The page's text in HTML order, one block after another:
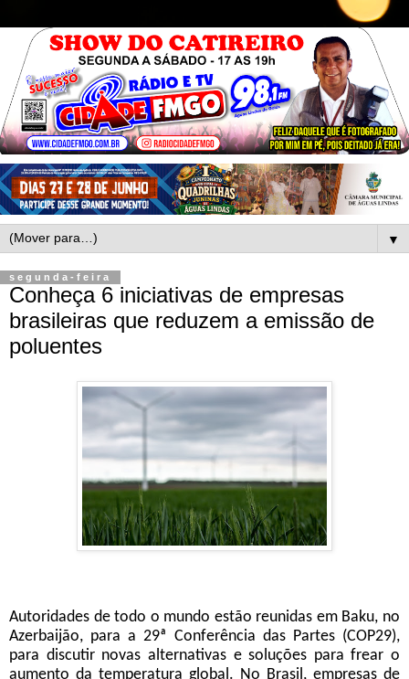
▼
segunda-feira
Conheça 6 iniciativas de empresas
brasileiras que reduzem a emissão de
poluentes
Autoridades de todo o mundo estão reunidas em Baku, no
Azerbaijão, para a 29ª Conferência das Partes (COP29),
para discutir novas alternativas e soluções para frear o
aumento da temperatura global. No Brasil, empresas de